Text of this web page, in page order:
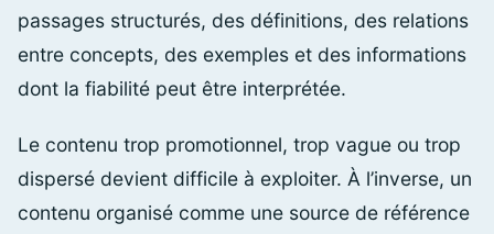
passages structurés, des définitions, des relations
entre concepts, des exemples et des informations
dont la fiabilité peut être interprétée.
Le contenu trop promotionnel, trop vague ou trop
dispersé devient difficile à exploiter. À l’inverse, un
contenu organisé comme une source de référence